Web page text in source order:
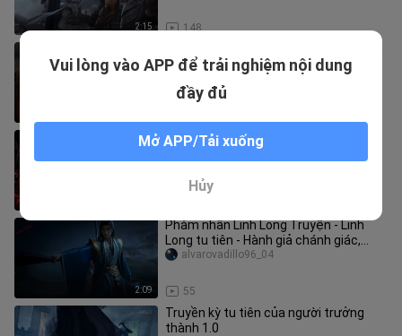
2:15 148
1.0 Bản Chưa Cắt Ghép
Hàn Lập còn ma đạo hơn cả Ma Đạo?
Huyết Ma Kiếm trong tay! Khoác lên
2:09
Phàm nhân Linh Long Truyện - Linh
Long tu tiên - Hành giả chánh giác,
nhưng không nằm ngủ tại chỗ
55
alvarovadillo96_04
Truyền kỳ tu tiên của người trưởng
thành 1.0
Vui lòng vào APP để trải nghiệm nội dung
đầy đủ
Mở APP/Tải xuống
Hủy